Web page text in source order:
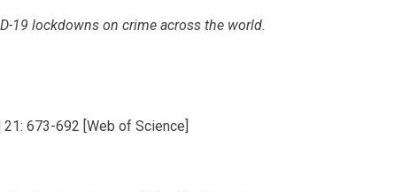
19 lockdowns on crime across the world.
673-692 [Web of Science]